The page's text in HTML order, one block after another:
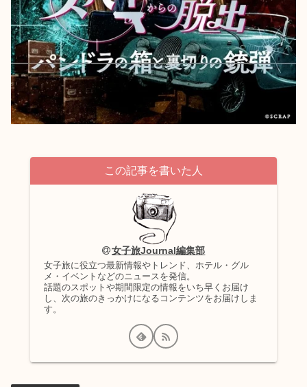
この記事を書いた人
女子旅Journal編集部
女子旅に役立つ最新情報やトレンド、ホテル・グル
メ・イベントなどのニュースを発信。
話題のスポットや期間限定の情報をいち早くお届け
し、次の旅のきっかけになるコンテンツをお届けしま
す。